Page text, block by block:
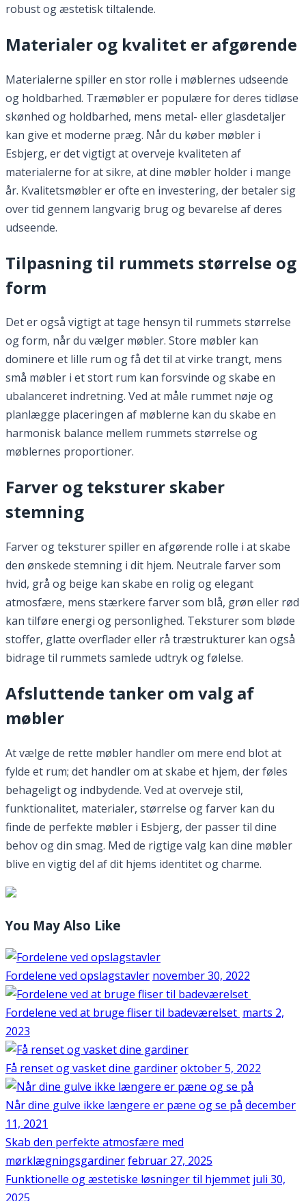
robust og æstetisk tiltalende.
Materialer og kvalitet er afgørende
Materialerne spiller en stor rolle i møblernes udseende
og holdbarhed. Træmøbler er populære for deres tidløse
skønhed og holdbarhed, mens metal- eller glasdetaljer
kan give et moderne præg. Når du køber møbler i
Esbjerg, er det vigtigt at overveje kvaliteten af
materialerne for at sikre, at dine møbler holder i mange
år. Kvalitetsmøbler er ofte en investering, der betaler sig
over tid gennem langvarig brug og bevarelse af deres
udseende.
Tilpasning til rummets størrelse og
form
Det er også vigtigt at tage hensyn til rummets størrelse
og form, når du vælger møbler. Store møbler kan
dominere et lille rum og få det til at virke trangt, mens
små møbler i et stort rum kan forsvinde og skabe en
ubalanceret indretning. Ved at måle rummet nøje og
planlægge placeringen af møblerne kan du skabe en
harmonisk balance mellem rummets størrelse og
møblernes proportioner.
Farver og teksturer skaber
stemning
Farver og teksturer spiller en afgørende rolle i at skabe
den ønskede stemning i dit hjem. Neutrale farver som
hvid, grå og beige kan skabe en rolig og elegant
atmosfære, mens stærkere farver som blå, grøn eller rød
kan tilføre energi og personlighed. Teksturer som bløde
stoffer, glatte overflader eller rå træstrukturer kan også
bidrage til rummets samlede udtryk og følelse.
Afsluttende tanker om valg af
møbler
At vælge de rette møbler handler om mere end blot at
fylde et rum; det handler om at skabe et hjem, der føles
behageligt og indbydende. Ved at overveje stil,
funktionalitet, materialer, størrelse og farver kan du
finde de perfekte møbler i Esbjerg, der passer til dine
behov og din smag. Med de rigtige valg kan dine møbler
blive en vigtig del af dit hjems identitet og charme.
You May Also Like
Fordelene ved opslagstavler november 30, 2022
Fordelene ved at bruge fliser til badeværelset marts 2,
2023
Få renset og vasket dine gardineroktober 5, 2022
Når dine gulve ikke længere er pæne og se på december
11, 2021
Skab den perfekte atmosfære med
mørklægningsgardinerfebruar 27, 2025
Funktionelle og æstetiske løsninger til hjemmet juli 30,
2025